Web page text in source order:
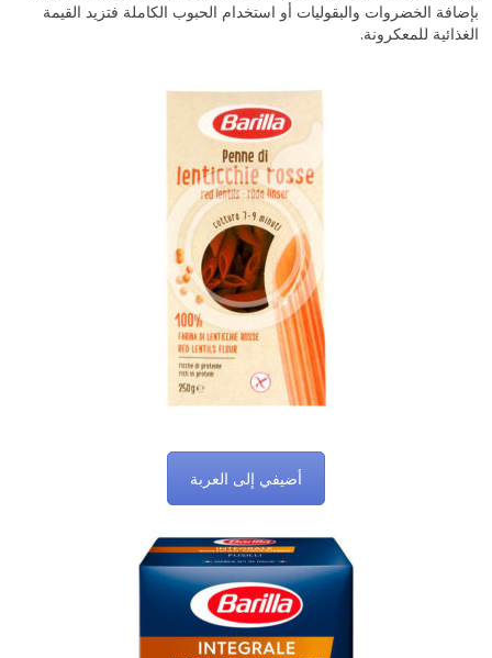
بإضافة الخضروات والبقوليات أو استخدام الحبوب الكاملة فتزيد القيمة
الغذائية للمعكرونة.
أضيفي إلى العربة